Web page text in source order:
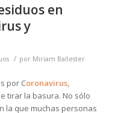
en
y
/ por Miriam Ballester
por Coronavirus,
tirar la basura. No sólo
la que muchas personas